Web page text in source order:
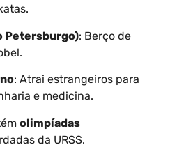
Petersburgo): Berço de
: Atrai estrangeiros para
e medicina.
olimpíadas
da URSS.